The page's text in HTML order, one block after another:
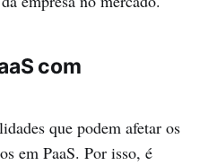
com
que podem afetar os
em PaaS. Por isso, é